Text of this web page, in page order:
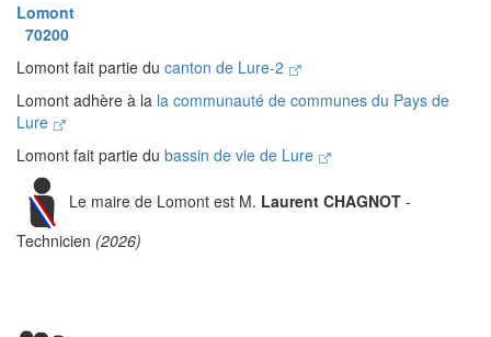
Lomont
70200
Lomont fait partie du canton de Lure-2
Lomont adhère à la la communauté de communes du Pays de
Lure
Lomont fait partie du bassin de vie de Lure
Le maire de Lomont est M. Laurent CHAGNOT -
Technicien (2026)